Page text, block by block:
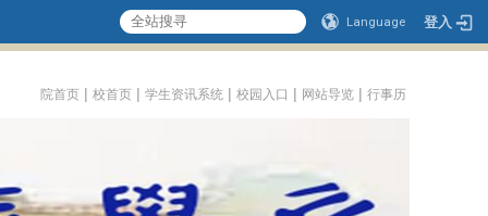
Language 登入
院首页 | 校首页 | 学生资讯系统 | 校园入口 | 网站导览 | 行事历